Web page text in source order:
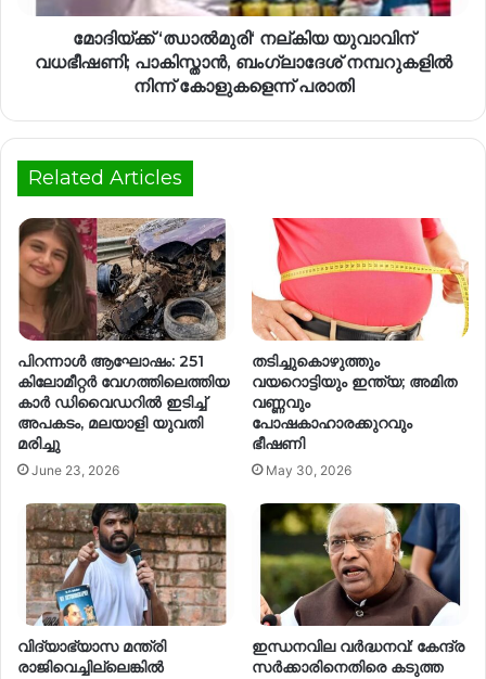
മോദിയ്ക്ക് ‘ഝാൽമുരി‘ നല്കിയ യുവാവിന്
വധഭീഷണി; പാകിസ്താൻ, ബംഗ്ലാദേശ് നമ്പറുകളിൽ
നിന്ന് കോളുകളെന്ന് പരാതി
Related Articles
പിറന്നാൾ ആഘോഷം: 251
കിലോമീറ്റർ വേഗത്തിലെത്തിയ
കാർ ഡിവൈഡറിൽ ഇടിച്ച്
അപകടം, മലയാളി യുവതി
മരിച്ചു
June 23, 2026
തടിച്ചുകൊഴുത്തും
വയറൊട്ടിയും ഇന്ത്യ; അമിത
വണ്ണവും
പോഷകാഹാരക്കുറവും
ഭീഷണി
May 30, 2026
വിദ്യാഭ്യാസ മന്ത്രി
രാജിവെച്ചില്ലെങ്കിൽ
ഇന്ധനവില വർദ്ധനവ്: കേന്ദ്ര
സർക്കാരിനെതിരെ കടുത്ത